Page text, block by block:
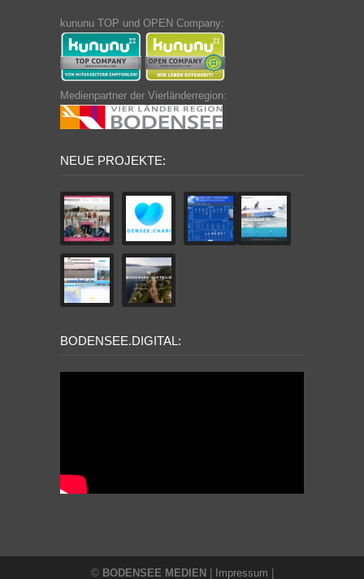
kununu TOP und OPEN Company:
Medienpartner der Vierländerregion:
NEUE PROJEKTE:
BODENSEE.DIGITAL:
© BODENSEE MEDIEN Impressum